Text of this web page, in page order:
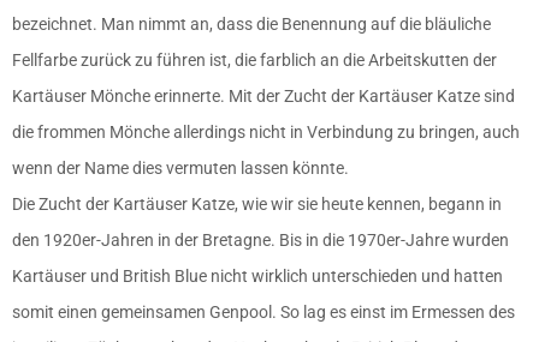
bezeichnet. Man nimmt an, dass die Benennung auf die bläuliche
Fellfarbe zurück zu führen ist, die farblich an die Arbeitskutten der
Kartäuser Mönche erinnerte. Mit der Zucht der Kartäuser Katze sind
die frommen Mönche allerdings nicht in Verbindung zu bringen, auch
wenn der Name dies vermuten lassen könnte.
Die Zucht der Kartäuser Katze, wie wir sie heute kennen, begann in
den 1920er-Jahren in der Bretagne. Bis in die 1970er-Jahre wurden
Kartäuser und British Blue nicht wirklich unterschieden und hatten
somit einen gemeinsamen Genpool. So lag es einst im Ermessen des